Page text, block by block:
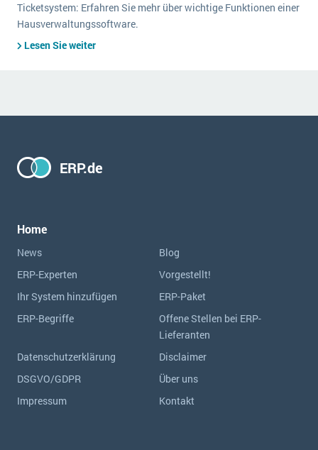
Ticketsystem: Erfahren Sie mehr über wichtige Funktionen einer
Hausverwaltungssoftware.
Lesen Sie weiter
ERP.de
Home
News
Blog
ERP-Experten
Vorgestellt!
Ihr System hinzufügen
ERP-Paket
ERP-Begriffe
Offene Stellen bei ERP-
Lieferanten
Datenschutzerklärung
Disclaimer
DSGVO/GDPR
Über uns
Impressum
Kontakt